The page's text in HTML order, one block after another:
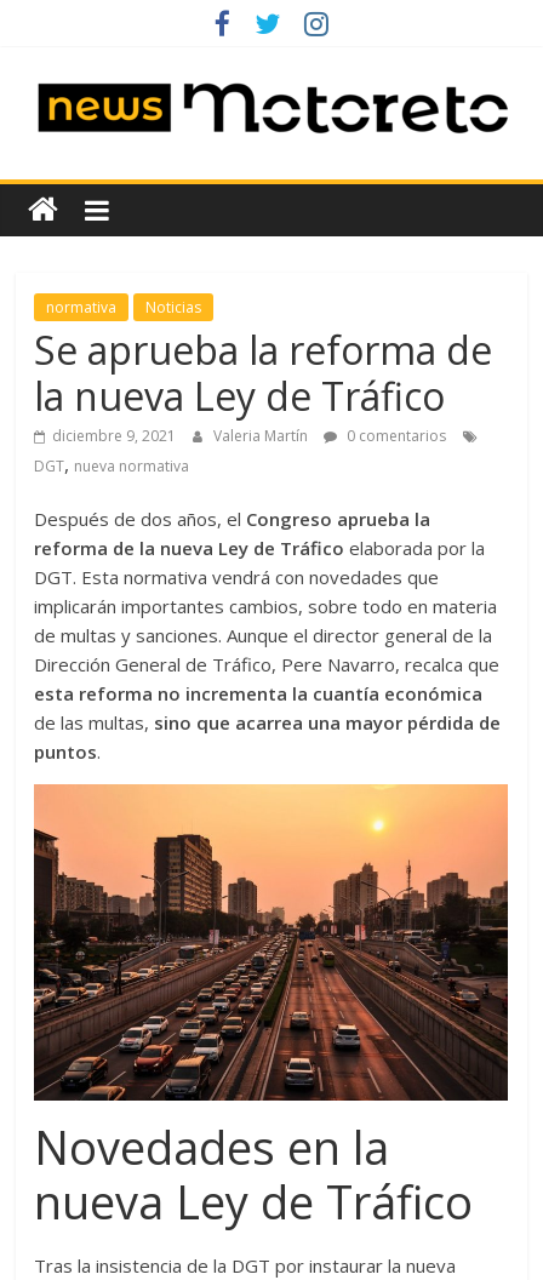
News
Motoreto
Noticias
coches
ocasión
normativa Noticias
Se aprueba la reforma de
la nueva Ley de Tráfico
diciembre 9, 2021 Valeria Martín
0 comentarios
DGT, nueva normativa
Después de dos años, el Congreso aprueba la
reforma de la nueva Ley de Tráfico elaborada por la
DGT. Esta normativa vendrá con novedades que
implicarán importantes cambios, sobre todo en materia
de multas y sanciones. Aunque el director general de la
Dirección General de Tráfico, Pere Navarro, recalca que
esta reforma no incrementa la cuantía económica
de las multas, sino que acarrea una mayor pérdida de
puntos.
Novedades en la
nueva Ley de Tráfico
Tras la insistencia de la DGT por instaurar la nueva